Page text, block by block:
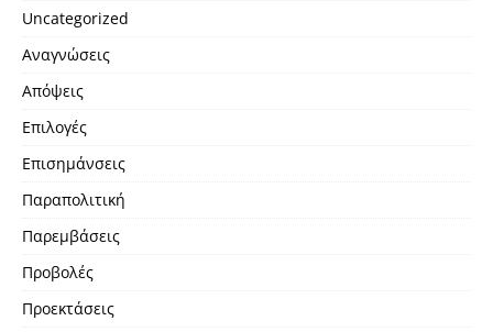
Uncategorized
Αναγνώσεις
Απόψεις
Επιλογές
Επισημάνσεις
Παραπολιτική
Παρεμβάσεις
Προβολές
Προεκτάσεις